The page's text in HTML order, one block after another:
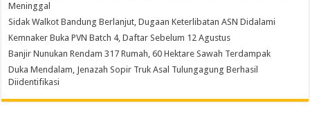
Meninggal
Sidak Walkot Bandung Berlanjut, Dugaan Keterlibatan ASN Didalami
Kemnaker Buka PVN Batch 4, Daftar Sebelum 12 Agustus
Banjir Nunukan Rendam 317 Rumah, 60 Hektare Sawah Terdampak
Duka Mendalam, Jenazah Sopir Truk Asal Tulungagung Berhasil
Diidentifikasi